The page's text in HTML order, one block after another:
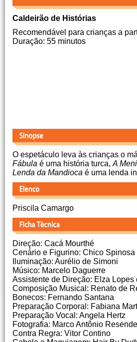
Caldeirão de Histórias
Recomendável para crianças a
Duração: 55 minutos
O espetáculo leva às crianças o
Fábula é uma história turca, A
Lenda da Mandioca é uma lenda
Priscila Camargo
Direção: Cacá Mourthé
Cenário e Figurino: Chico Spinosa
Iluminação: Aurélio de Simoni
Músico: Marcelo Daguerre
Assistente de Direção: Elza Lopes
Composição Musical: Renato de
Bonecos: Fernando Santana
Preparação Corporal: Fabiana
Preparação Vocal: Angela Hertz
Fotografia: Marco Antônio Resende
Contra Regra: Vitor Contino